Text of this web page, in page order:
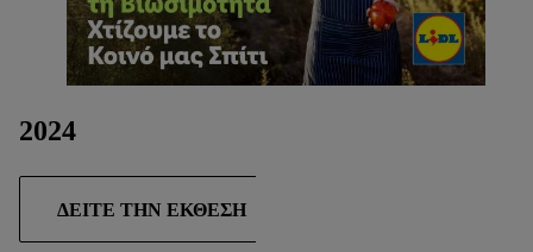
2024
ΔΕΊΤΕ ΤΗΝ ΈΚΘΕΣΗ